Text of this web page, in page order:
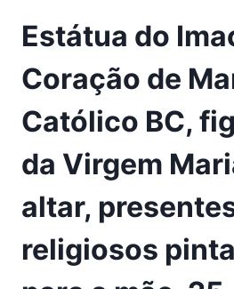
Estátua do
Coração de
Católico BC,
da Virgem
altar,
religiosos